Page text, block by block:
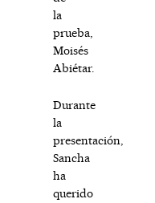
la
prueba,
Moisés
Abiétar.
Durante
la
presentación,
Sancha
ha
querido